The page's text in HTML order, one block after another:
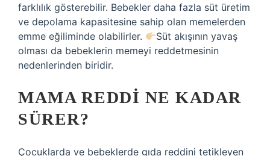
farklılık gösterebilir. Bebekler daha fazla süt üretim
ve depolama kapasitesine sahip olan memelerden
emme eğiliminde olabilirler.
Süt akışının yavaş
olması da bebeklerin memeyi reddetmesinin
nedenlerinden biridir.
MAMA REDDI NE KADAR
SÜRER?
Çocuklarda ve bebeklerde gıda reddini tetikleyen